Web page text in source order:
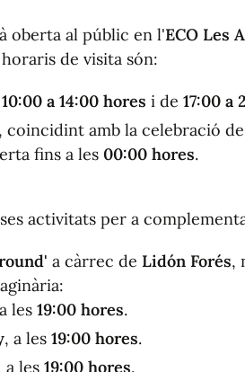
oberta al públic en l'ECO Les
de visita són:
10:00 a 14:00 hores i de 17:00 a
coincidint amb la celebració
fins a les 00:00 hores.
activitats per a
a càrrec de Lidón Forés,
les 19:00 hores.
, a les 19:00 hores.
a les 19:00 hores.